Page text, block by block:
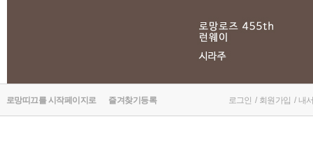
로망띠끄를 시작페이지로 즐겨찾기등록 로그인 / 회원가입 / 내